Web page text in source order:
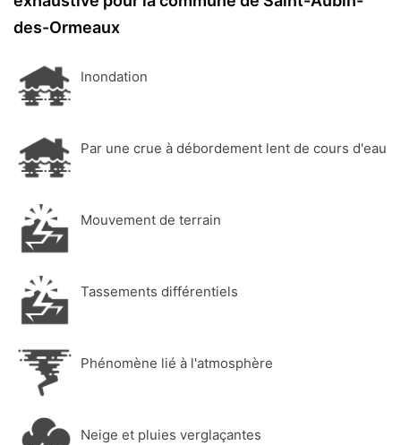
des-Ormeaux
Inondation
Par une crue à débordement lent de cours d'eau
Mouvement de terrain
Tassements différentiels
Phénomène lié à l'atmosphère
Neige et pluies verglaçantes